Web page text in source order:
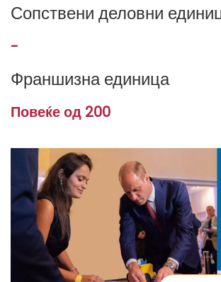
Сопствени деловни
-
Франшизна единица
Повеќе од 200